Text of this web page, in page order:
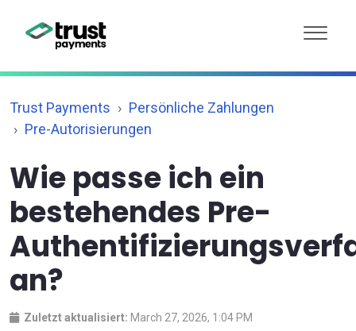
Trust Payments
Persönliche Zahlungen
Pre-Autorisierungen
Wie passe ich ein
bestehendes Pre-
an?
Zuletzt aktualisiert: March 27, 2026, 1:04 PM